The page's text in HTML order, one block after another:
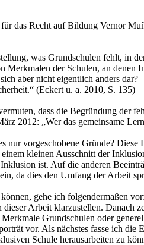
für das Recht auf Bildung Vernor
was Grundschulen fehlt, in
Merkmalen der Schulen, an
aber nicht eigentlich anders dar?
(Eckert u. a. 2010, S. 135)
dass die Begründung der
2012: „Wer das gemeinsame
nur vorgeschobene Gründe?
kleinen Ausschnitt der
ist. Auf die anderen
da dies den Umfang der Arbeit
gehe ich folgendermaßen
Arbeit klarzustellen.
Grundschulen oder
vor. Als nächstes fasse ich
Schule herausarbeiten zu